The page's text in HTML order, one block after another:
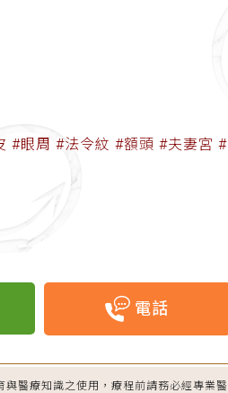
眼周 #法令紋 #額頭 #夫妻宮
電話
醫療知識之使用，療程前請務必經專業